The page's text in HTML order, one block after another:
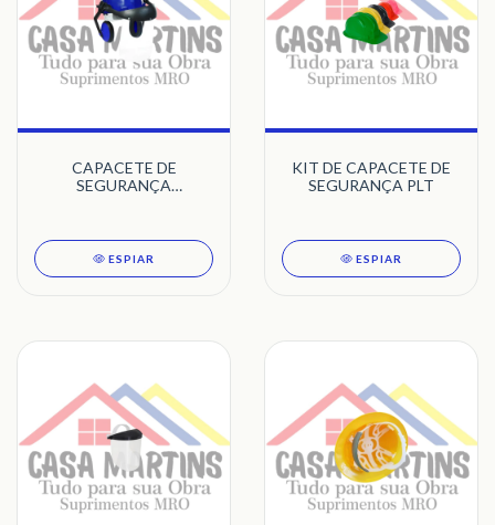
CAPACETE DE
SEGURANÇA
ESPIAR
KIT DE CAPACETE DE
SEGURANÇA PLT
ESPIAR